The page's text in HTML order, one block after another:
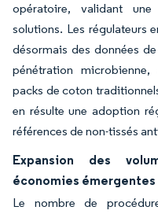
opératoire, validant
solutions. Les régulateurs
désormais des données
pénétration
packs de coton
en résulte une adoption
références de non-tissés
Expansion des
économies émergentes
Le nombre de